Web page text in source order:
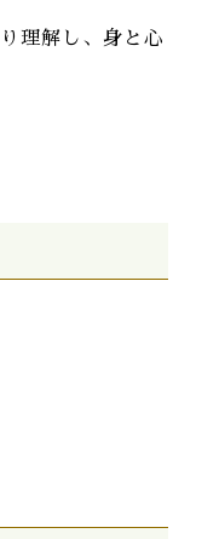
理解し、身と心